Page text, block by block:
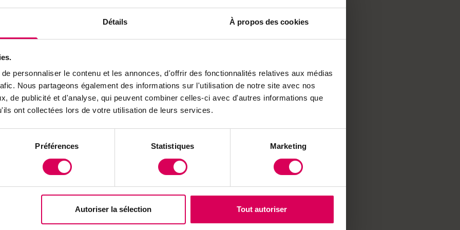
Détails À propos des cookies
personnaliser le contenu et les annonces, d'offrir des fonctionnalités relatives aux médias
Nous partageons également des informations sur l'utilisation de notre site avec nos
de publicité et d'analyse, qui peuvent combiner celles-ci avec d'autres informations que
ont collectées lors de votre utilisation de leurs services.
Préférences Statistiques Marketing
Autoriser la sélection Tout autoriser
taux plancher de l'euro, fragilisant les producteurs suisses. Coop
net de 470 millions de francs en 2014, mais anticipe des résultats
pour 2015 en raison du tourisme d'achat lié au franc fort. L'Union
paysans lance une campagne d'affichage originale mettant en vedette
ambassadeurs vêtus de la chemise traditionnelle des agriculteurs
économiques et initiatives créatives, ce numéro capture un moment de
le monde agricole suisse, où tradition et modernité se rencontrent
les intérêts des paysans.